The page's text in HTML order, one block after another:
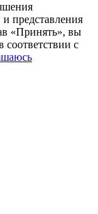
и представления
«Принять», вы
соответствии с